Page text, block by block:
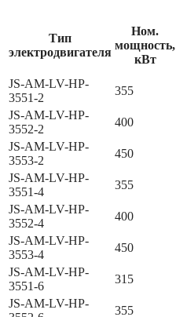
Тип
электродвигателя
Ном.
мощность,
кВт
JS-AM-LV-HP-
3551-2
355
JS-AM-LV-HP-
3552-2
400
JS-AM-LV-HP-
3553-2
450
JS-AM-LV-HP-
3551-4
355
JS-AM-LV-HP-
3552-4
400
JS-AM-LV-HP-
3553-4
450
JS-AM-LV-HP-
3551-6
315
JS-AM-LV-HP-
355